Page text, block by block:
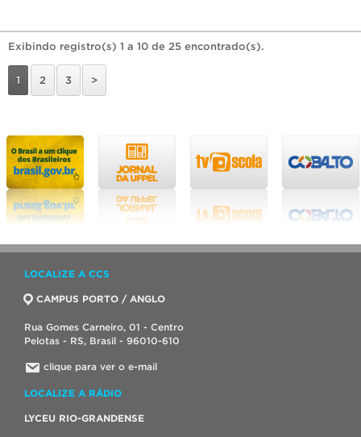
Exibindo registro(s) 1 a 10 de 25 encontrado(s).
1 2 3 >
LOCALIZE A CCS
CAMPUS PORTO / ANGLO
Rua Gomes Carneiro, 01 - Centro
Pelotas - RS, Brasil - 96010-610
clique para ver o e-mail
LOCALIZE A RÁDIO
LYCEU RIO-GRANDENSE